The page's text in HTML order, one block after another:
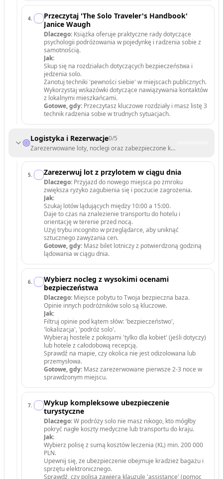
4.
Przeczytaj 'The Solo Traveler's Handbook'
Janice Waugh
Dlaczego: Książka oferuje praktyczne rady dotyczące
psychologii podróżowania w pojedynkę i radzenia sobie z
samotnością.
Jak:
Skup się na rozdziałach dotyczących bezpieczeństwa i
jedzenia solo.
Zanotuj techniki 'pewności siebie' w miejscach publicznych.
Wykorzystaj wskazówki dotyczące nawiązywania kontaktów
z lokalnymi mieszkańcami.
Gotowe, gdy: Przeczytasz kluczowe rozdziały i masz listę 3
technik radzenia sobie w trudnych sytuacjach.
Logistyka i Rezerwacje0/5
Zarezerwowane loty, noclegi oraz zabezpieczone kwestie zdrowotne
5. Zarezerwuj lot z przylotem w ciągu dnia
Dlaczego: Przyjazd do nowego miejsca po zmroku
zwiększa ryzyko zagubienia się i poczucie zagrożenia.
Jak:
Szukaj lotów lądujących między 10:00 a 15:00.
Daje to czas na znalezienie transportu do hotelu i
orientację w terenie przed nocą.
Użyj trybu incognito w przeglądarce, aby uniknąć
sztucznego zawyżania cen.
Gotowe, gdy: Masz bilet lotniczy z potwierdzoną godziną
lądowania w ciągu dnia.
6.
Wybierz nocleg z wysokimi ocenami
bezpieczeństwa
Dlaczego: Miejsce pobytu to Twoja bezpieczna baza.
Opinie innych podróżników solo są kluczowe.
Jak:
Filtruj opinie pod kątem słów: 'bezpieczeństwo',
'lokalizacja', 'podróż solo'.
Wybieraj hostele z pokojami 'tylko dla kobiet' (jeśli dotyczy)
lub hotele z całodobową recepcją.
Sprawdź na mapie, czy okolica nie jest odizolowana lub
przemysłowa.
Gotowe, gdy: Masz zarezerwowane pierwsze 2-3 noce w
sprawdzonym miejscu.
7.
Wykup kompleksowe ubezpieczenie
turystyczne
Dlaczego:W podróży solo nie masz nikogo, kto mógłby
pokryć nagłe koszty medyczne lub transportu do kraju.
Jak:
Wybierz polisę z sumą kosztów leczenia (KL) min. 200 000
PLN.
Upewnij się, że ubezpieczenie obejmuje kradzież bagażu i
sprzętu elektronicznego.
Sprawdź, czy polisa zawiera klauzulę 'assistance' (pomoc